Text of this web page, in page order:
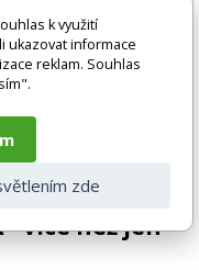
maximální
1001) a čisté linie
s ostatním
příjemný pracovní
- více než jen
k využití
ukazovat informace
reklam. Souhlas
zde